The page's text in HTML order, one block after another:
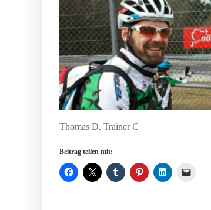
Thomas D. Trainer C
Beitrag teilen mit: